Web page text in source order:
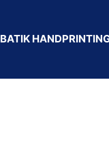
BATIK